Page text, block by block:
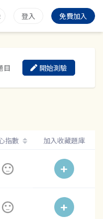
登入 免費加入
目 開始測驗
指數 加入收藏題庫